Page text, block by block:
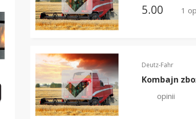
5.00 1
Deutz-Fahr
Kombajn
opinii